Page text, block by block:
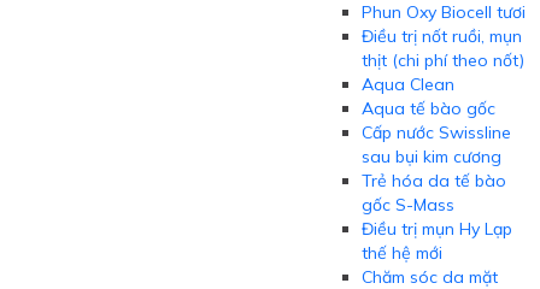
Phun Oxy Biocell tươi
Điều trị nốt ruồi, mụn
thịt (chi phí theo nốt)
Aqua Clean
Aqua tế bào gốc
Cấp nước Swissline
sau bụi kim cương
Trẻ hóa da tế bào
gốc S-Mass
Điều trị mụn Hy Lạp
thế hệ mới
Chăm sóc da mặt